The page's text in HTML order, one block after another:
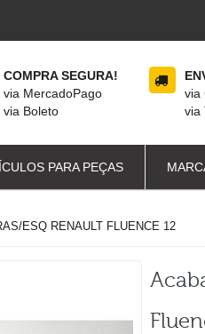
COMPRA SEGURA!
via MercadoPago
via Boleto
via
via
PARA PEÇAS
ESQ RENAULT FLUENCE 12